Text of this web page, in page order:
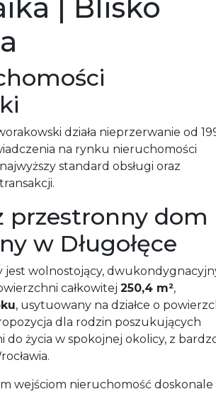
| Blisko
działa nieprzerwanie od
na rynku nieruchomości
standard obsługi oraz
przestronny dom
w Długołęce
jest wolnostojący,
całkowitej 250,4 m²,
, usytuowany na działce o
dla rodzin poszukujących
życia w spokojnej okolicy, z
wejściom nieruchomość doskonale